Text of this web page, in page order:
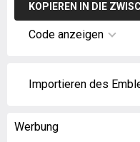
KOPIEREN IN DIE
Code anzeigen
Importieren des
Werbung